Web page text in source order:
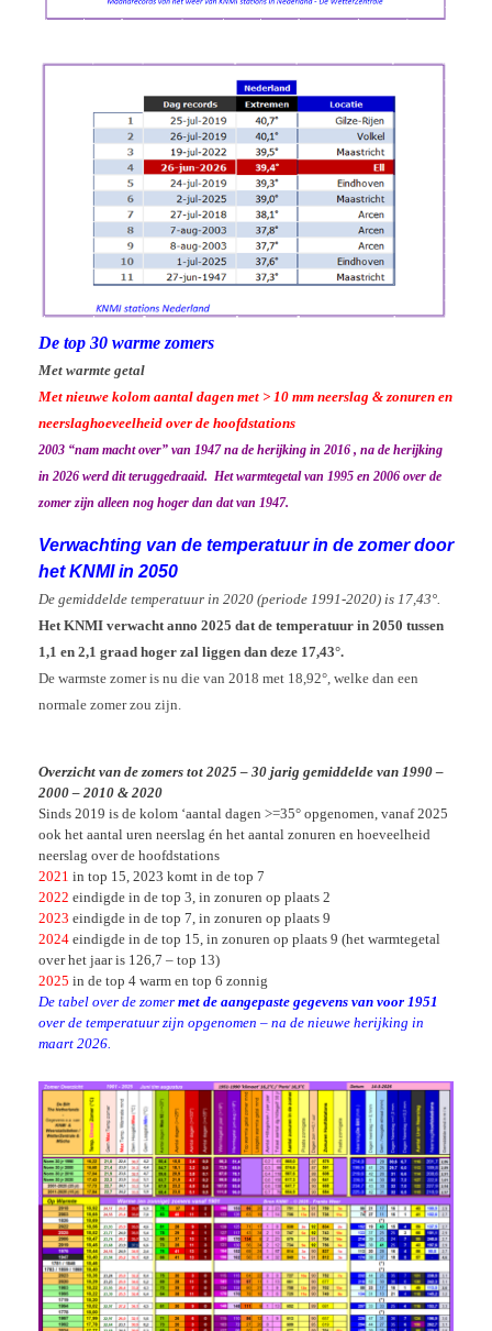
De top 30 warme zomers
Met warmte getal
Met nieuwe kolom aantal dagen met > 10 mm neerslag & zonuren en
neerslaghoeveelheid over de hoofdstations
2003 “nam macht over” van 1947 na de herijking in 2016 , na de herijking
in 2026 werd dit teruggedraaid. Het warmtegetal van 1995 en 2006 over de
zomer zijn alleen nog hoger dan dat van 1947.
Verwachting van de temperatuur in de zomer door
het KNMI in 2050
De gemiddelde temperatuur in 2020 (periode 1991-2020) is 17,43°.
Het KNMI verwacht anno 2025 dat de temperatuur in 2050 tussen
1,1 en 2,1 graad hoger zal liggen dan deze 17,43°.
De warmste zomer is nu die van 2018 met 18,92°, welke dan een
normale zomer zou zijn.
Overzicht van de zomers tot 2025 – 30 jarig gemiddelde van 1990 –
2000 – 2010 & 2020
Sinds 2019 is de kolom ‘aantal dagen >=35° opgenomen, vanaf 2025
ook het aantal uren neerslag én het aantal zonuren en hoeveelheid
neerslag over de hoofdstations
2021 in top 15, 2023 komt in de top 7
2022 eindigde in de top 3, in zonuren op plaats 2
2023 eindigde in de top 7, in zonuren op plaats 9
2024 eindigde in de top 15, in zonuren op plaats 9 (het warmtegetal
over het jaar is 126,7 – top 13)
2025 in de top 4 warm en top 6 zonnig
De tabel over de zomer met de aangepaste gegevens van voor 1951
over de temperatuur zijn opgenomen – na de nieuwe herijking in
maart 2026.